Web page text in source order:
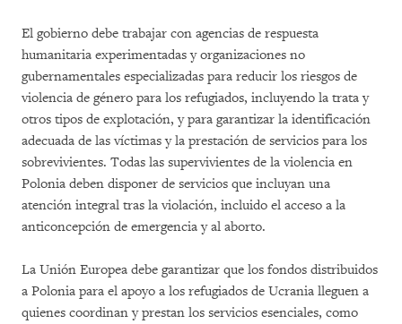
El gobierno debe trabajar con agencias de respuesta
humanitaria experimentadas y organizaciones no
gubernamentales especializadas para reducir los riesgos de
violencia de género para los refugiados, incluyendo la trata y
otros tipos de explotación, y para garantizar la identificación
adecuada de las víctimas y la prestación de servicios para los
sobrevivientes. Todas las supervivientes de la violencia en
Polonia deben disponer de servicios que incluyan una
atención integral tras la violación, incluido el acceso a la
anticoncepción de emergencia y al aborto.
La Unión Europea debe garantizar que los fondos distribuidos
a Polonia para el apoyo a los refugiados de Ucrania lleguen a
quienes coordinan y prestan los servicios esenciales, como